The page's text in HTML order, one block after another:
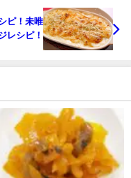
ピ！未唯
レシピ！